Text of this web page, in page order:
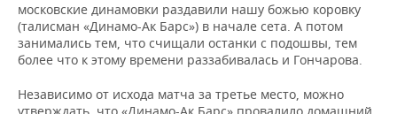
московские динамовки раздавили нашу божью коровку
(талисман «Динамо-Ак Барс») в начале сета. А потом
занимались тем, что счищали останки с подошвы, тем
более что к этому времени раззабивалась и Гончарова.
Независимо от исхода матча за третье место, можно